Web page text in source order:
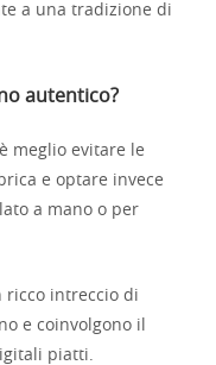
a una tradizione di
autentico?
meglio evitare le
e optare invece
a mano o per
ricco intreccio di
e coinvolgono il
piatti.